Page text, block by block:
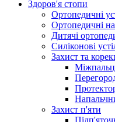
Здоров'я стопи
Ортопедичні
Ортопедичні
Дитячі
Силіконові
Захист та
Захист п'яти